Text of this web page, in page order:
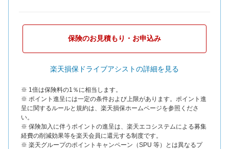
保険のお見積もり・お申込み
楽天損保ドライブアシストの詳細を見る
※ 1倍は保険料の1％に相当します。
※ ポイント進呈には一定の条件および上限があります。ポイント進
呈に関するルールと規約は、楽天損保ホームページを参照くださ
い。
※ 保険加入に伴うポイントの進呈は、楽天エコシステムによる募集
経費の削減効果等を楽天会員に還元する制度です。
※ 楽天グループのポイントキャンペーン（SPU 等）とは異なるプ